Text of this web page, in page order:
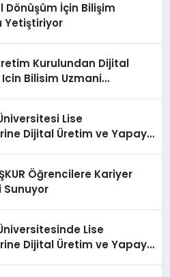
Dönüşüm İçin Bilişim
Yetiştiriyor
Kurulundan Dijital
Bilisim Uzmani
Lise
Dijital Üretim ve Yapay
Öğrencilere Kariyer
Sunuyor
Lise
Dijital Üretim ve Yapay